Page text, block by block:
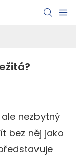
nezbytný
bez něj jako